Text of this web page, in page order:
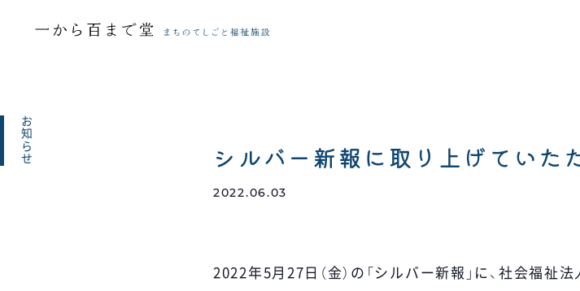
お知らせ シルバー新報に取り上げていた
2022.06.03
2022年5月27日（金）の「シルバー新報」に、社会福